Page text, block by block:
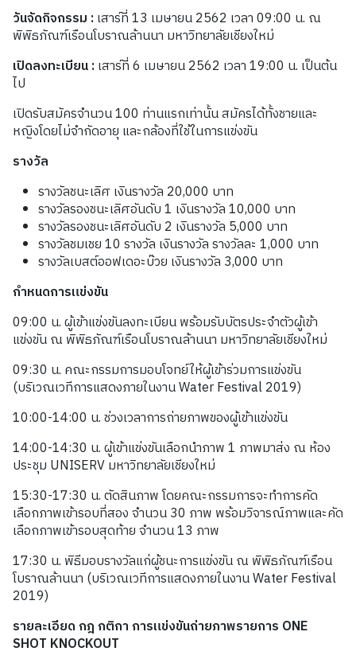
วันจัดกิจกรรม :เสาร์ที่ 13 เมษายน 2562 เวลา 09:00 น. ณ
พิพิธภัณฑ์เรือนโบราณล้านนา มหาวิทยาลัยเชียงใหม่
เปิดลงทะเบียน :เสาร์ที่ 6 เมษายน 2562 เวลา 19:00 น. เป็นต้น
ไป
เปิดรับสมัครจำนวน 100 ท่านแรกเท่านั้น สมัครได้ทั้งชายและ
หญิงโดยไม่จำกัดอายุ และกล้องที่ใช้ในการแข่งขัน
รางวัล
รางวัลชนะเลิศ เงินรางวัล 20,000 บาท
รางวัลรองชนะเลิศอันดับ 1 เงินรางวัล 10,000 บาท
รางวัลรองชนะเลิศอันดับ 2 เงินรางวัล 5,000 บาท
รางวัลชมเชย 10 รางวัล เงินรางวัล รางวัลละ 1,000 บาท
รางวัลเบสต์ออฟเดอะบ๊วย เงินรางวัล 3,000 บาท
กำหนดการแข่งขัน
09:00 น. ผู้เข้าแข่งขันลงทะเบียน พร้อมรับบัตรประจำตัวผู้เข้า
แข่งขัน ณ พิพิธภัณฑ์เรือนโบราณล้านนา มหาวิทยาลัยเชียงใหม่
09:30 น. คณะกรรมการมอบโจทย์ให้ผู้เข้าร่วมการแข่งขัน
(บริเวณเวทีการแสดงภายในงาน Water Festival 2019)
10:00-14:00 น. ช่วงเวลาการถ่ายภาพของผู้เข้าแข่งขัน
14:00-14:30 น. ผู้เข้าแข่งขันเลือกนำภาพ 1 ภาพมาส่ง ณ ห้อง
ประชุม UNISERV มหาวิทยาลัยเชียงใหม่
15:30-17:30 น. ตัดสินภาพ โดยคณะกรรมการจะทำการคัด
เลือกภาพเข้ารอบที่สอง จำนวน 30 ภาพ พร้อมวิจารณ์ภาพและคัด
เลือกภาพเข้ารอบสุดท้าย จำนวน 13 ภาพ
17:30 น. พิธีมอบรางวัลแก่ผู้ชนะการแข่งขัน ณ พิพิธภัณฑ์เรือน
โบราณล้านนา (บริเวณเวทีการแสดงภายในงาน Water Festival
2019)
รายละเอียด กฎ กติกา การแข่งขันถ่ายภาพรายการ ONE
SHOT KNOCKOUT